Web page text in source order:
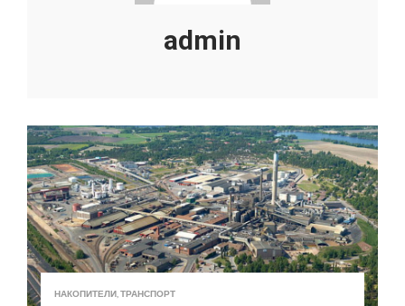
admin
НАКОПИТЕЛИ ТРАНСПОРТ